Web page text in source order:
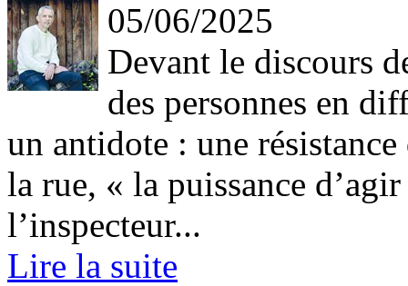
05/06/2025
Devant le discours
des personnes en
un antidote : une
la rue, « la puissance
l’inspecteur...
Lire la suite